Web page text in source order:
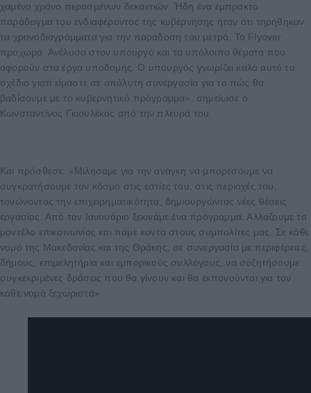
χαμένο χρόνο περασμένων δεκαετιών. Ήδη ένα έμπρακτο
παράδειγμα του ενδιαφέροντος της κυβέρνησης ήταν ότι τηρήθηκαν
τα χρονοδιαγράμματα για την παράδοση του μετρό. Το Flyover
προχωρά. Ανέλυσα στον υπουργό και τα υπόλοιπα θέματα που
αφορούν στα έργα υποδομής. Ο υπουργός γνωρίζει καλά αυτό το
σχέδιο γιατί είμαστε σε απόλυτη συνεργασία για το πώς θα
βαδίσουμε με το κυβερνητικό πρόγραμμα», σημείωσε ο
Κωνσταντίνος Γκιουλέκας από την πλευρά του.
Και πρόσθεσε: «Μιλήσαμε για την ανάγκη να μπορέσουμε να
συγκρατήσουμε τον κόσμο στις εστίες του, στις περιοχές του,
τονώνοντας την επιχειρηματικότητα, δημιουργώντας νέες θέσεις
εργασίας. Από τον Ιανουάριο ξεκινάμε ένα πρόγραμμα. Αλλάζουμε το
μοντέλο επικοινωνίας και πάμε κοντά στους συμπολίτες μας. Σε κάθε
νομό της Μακεδονίας και της Θράκης, σε συνεργασία με περιφέρειες,
δήμους, επιμελητήρια και εμπορικούς συλλόγους, να συζητήσουμε
συγκεκριμένες δράσεις που θα γίνουν και θα εκπονούνται για τον
κάθε νομό ξεχωριστά».